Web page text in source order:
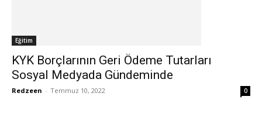
Eğitim
KYK Borçlarının Geri Ödeme Tutarları
Sosyal Medyada Gündeminde
Redzeen - Temmuz 10, 2022 0